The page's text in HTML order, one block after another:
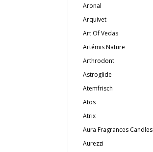
Aronal
Arquivet
Art Of Vedas
Artémis Nature
Arthrodont
Astroglide
Atemfrisch
Atos
Atrix
Aura Fragrances Candles
Aurezzi